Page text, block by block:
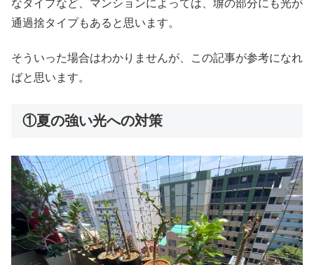
なタイプなど、マンションによっては、塀の部分にも光が
通過捨タイプもあると思います。
そういった場合はわかりませんが、この記事が参考になれ
ばと思います。
①夏の強い光への対策